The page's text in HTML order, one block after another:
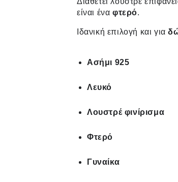
είναι ένα φτερό.
Ιδανική επιλογή και για
Ασήμι 925
Λευκό
Λουστρέ φινίρισμα
Φτερό
Γυναίκα